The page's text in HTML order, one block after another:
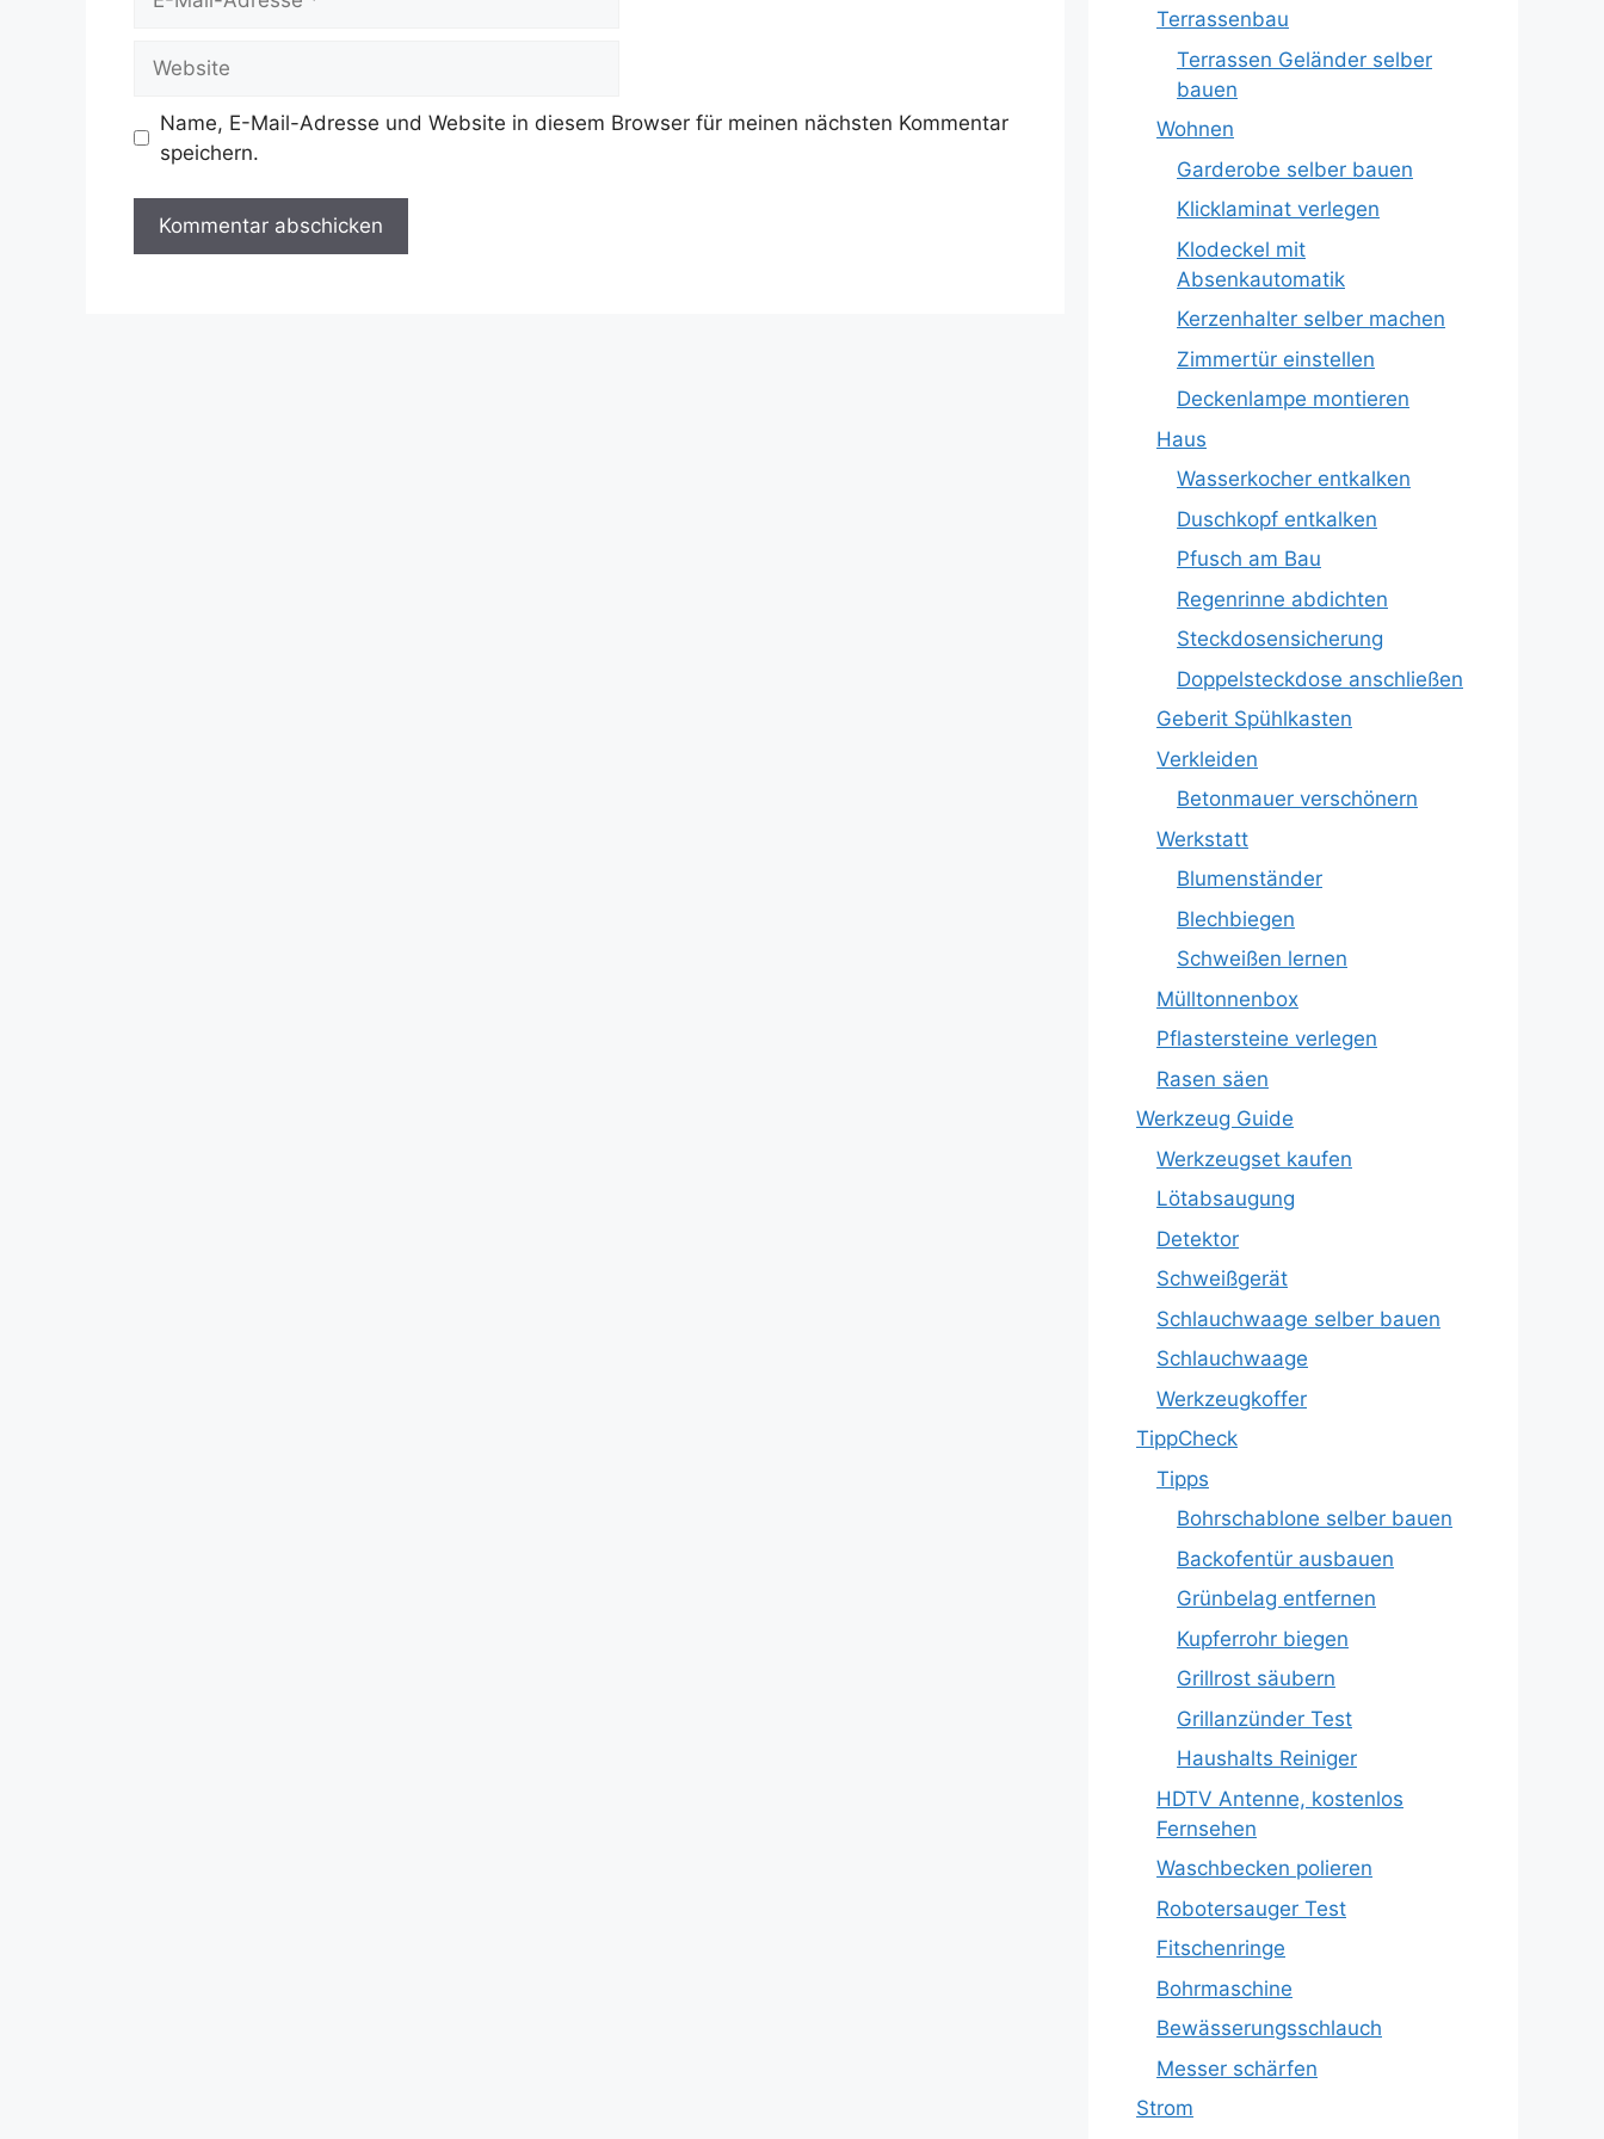
Mail-
Name, E-Mail-Adresse und Website in diesem Browser für meinen nächsten Kommentar
speichern.
Terrassenbau
Terrassen Geländer selber
bauen
Wohnen
Garderobe selber bauen
Klicklaminat verlegen
Klodeckel mit
Absenkautomatik
Kerzenhalter selber machen
Zimmertür einstellen
Deckenlampe montieren
Haus
Wasserkocher entkalken
Duschkopf entkalken
Pfusch am Bau
Regenrinne abdichten
Steckdosensicherung
Doppelsteckdose anschließen
Geberit Spühlkasten
Verkleiden
Betonmauer verschönern
Werkstatt
Blumenständer
Blechbiegen
Schweißen lernen
Mülltonnenbox
Pflastersteine verlegen
Rasen säen
Werkzeug Guide
Werkzeugset kaufen
Lötabsaugung
Detektor
Schweißgerät
Schlauchwaage selber bauen
Schlauchwaage
Werkzeugkoffer
TippCheck
Tipps
Bohrschablone selber bauen
Backofentür ausbauen
Grünbelag entfernen
Kupferrohr biegen
Grillrost säubern
Grillanzünder Test
Haushalts Reiniger
HDTV Antenne, kostenlos
Fernsehen
Waschbecken polieren
Robotersauger Test
Fitschenringe
Bohrmaschine
Bewässerungsschlauch
Messer schärfen
Strom